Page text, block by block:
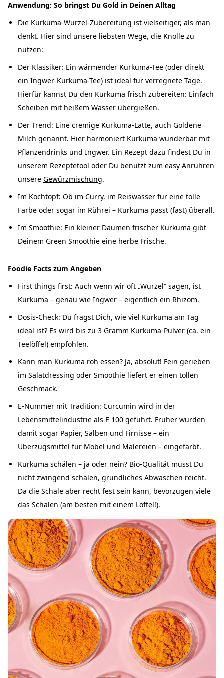
Anwendung: So bringst Du Gold in Deinen Alltag
Die Kurkuma-Wurzel-Zubereitung ist vielseitiger, als man
denkt. Hier sind unsere liebsten Wege, die Knolle zu
nutzen:
Der Klassiker: Ein wärmender Kurkuma-Tee (oder direkt
ein Ingwer-Kurkuma-Tee) ist ideal für verregnete Tage.
Hierfür kannst Du den Kurkuma frisch zubereiten: Einfach
Scheiben mit heißem Wasser übergießen.
Der Trend: Eine cremige Kurkuma-Latte, auch Goldene
Milch genannt. Hier harmoniert Kurkuma wunderbar mit
Pflanzendrinks und Ingwer. Ein Rezept dazu findest Du in
unserem Rezeptetool oder Du benutzt zum easy Anrühren
unsere Gewürzmischung.
Im Kochtopf: Ob im Curry, im Reiswasser für eine tolle
Farbe oder sogar im Rührei – Kurkuma passt (fast) überall.
Im Smoothie: Ein kleiner Daumen frischer Kurkuma gibt
Deinem Green Smoothie eine herbe Frische.
Foodie Facts zum Angeben
First things first: Auch wenn wir oft „Wurzel“ sagen, ist
Kurkuma – genau wie Ingwer – eigentlich ein Rhizom.
Dosis-Check: Du fragst Dich, wie viel Kurkuma am Tag
ideal ist? Es wird bis zu 3 Gramm Kurkuma-Pulver (ca. ein
Teelöffel) empfohlen.
Kann man Kurkuma roh essen? Ja, absolut! Fein gerieben
im Salatdressing oder Smoothie liefert er einen tollen
Geschmack.
E-Nummer mit Tradition: Curcumin wird in der
Lebensmittelindustrie als E 100 geführt. Früher wurden
damit sogar Papier, Salben und Firnisse – ein
Überzugsmittel für Möbel und Malereien – eingefärbt.
Kurkuma schälen – ja oder nein? Bio-Qualität musst Du
nicht zwingend schälen, gründliches Abwaschen reicht.
Da die Schale aber recht fest sein kann, bevorzugen viele
das Schälen (am besten mit einem Löffel!).